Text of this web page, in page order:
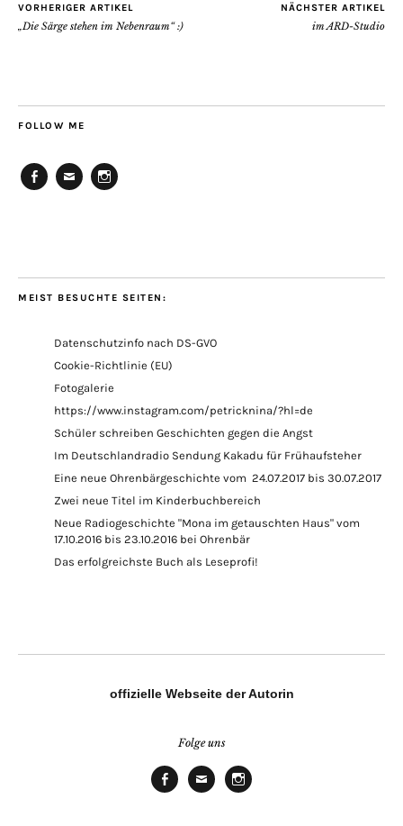
VORHERIGER ARTIKEL
„Die Särge stehen im Nebenraum“ :)
NÄCHSTER ARTIKEL
im ARD-Studio
FOLLOW ME
MEIST BESUCHTE SEITEN:
Datenschutzinfo nach DS-GVO
Cookie-Richtlinie (EU)
Fotogalerie
https://www.instagram.com/petricknina/?hl=de
Schüler schreiben Geschichten gegen die Angst
Im Deutschlandradio Sendung Kakadu für Frühaufsteher
Eine neue Ohrenbärgeschichte vom 24.07.2017 bis 30.07.2017
Zwei neue Titel im Kinderbuchbereich
Neue Radiogeschichte "Mona im getauschten Haus" vom
17.10.2016 bis 23.10.2016 bei Ohrenbär
Das erfolgreichste Buch als Leseprofi!
offizielle Webseite der Autorin
Folge uns